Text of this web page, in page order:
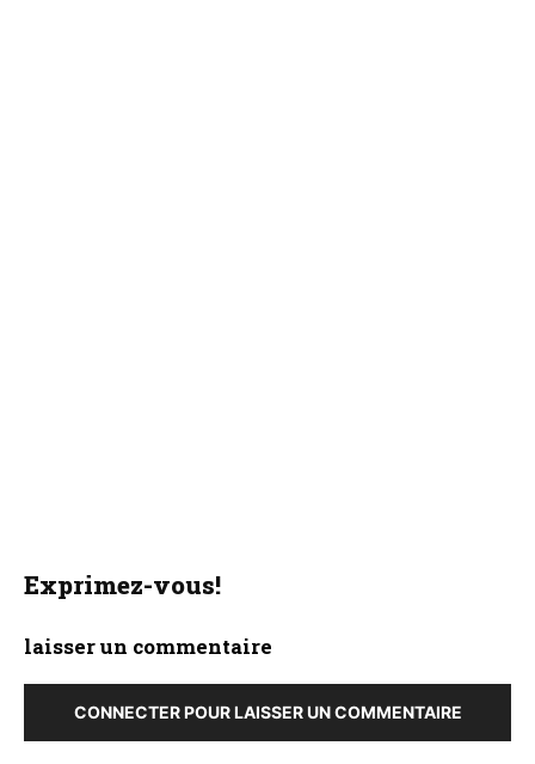
Exprimez-vous!
laisser un commentaire
CONNECTER POUR LAISSER UN COMMENTAIRE